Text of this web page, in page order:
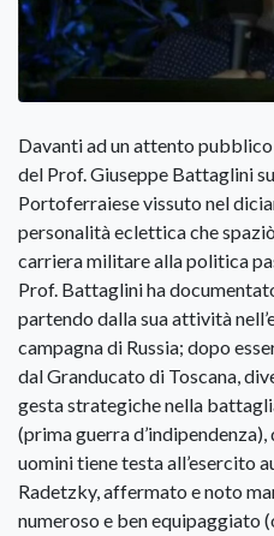
Davanti ad un attento
del Prof. Giuseppe Battaglini
Portoferraiese vissuto nel
personalità eclettica che
carriera militare alla politica
Prof. Battaglini ha
partendo dalla sua attività
campagna di Russia; dopo
dal Granducato di Toscana,
gesta strategiche nella
(prima guerra
uomini tiene testa all’esercito
Radetzky, affermato e noto
numeroso e ben equipaggiato